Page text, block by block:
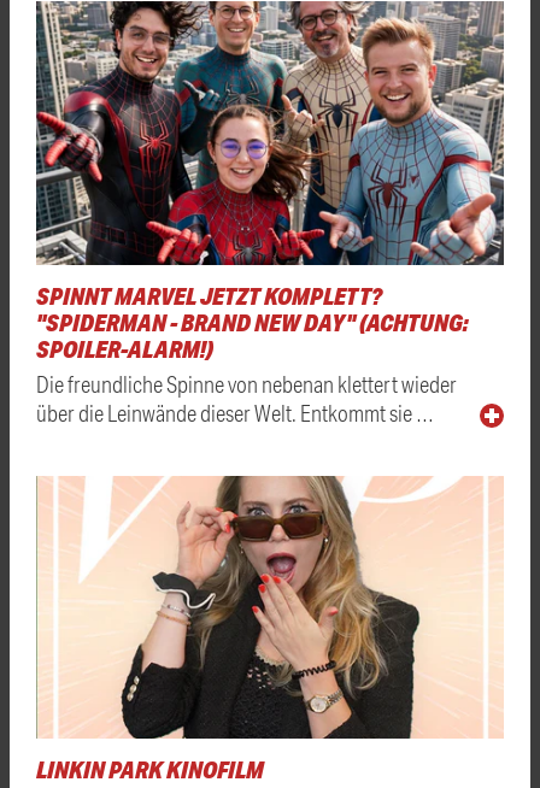
SPINNT MARVEL JETZT KOMPLETT?
"SPIDERMAN - BRAND NEW DAY" (ACHTUNG:
SPOILER-ALARM!)
Die freundliche Spinne von nebenan klettert wieder
über die Leinwände dieser Welt. Entkommt sie …
LINKIN PARK KINOFILM